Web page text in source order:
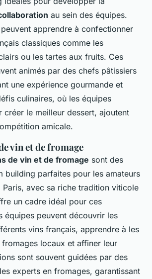
au sein des équipes.
apprendre à confectionner
classiques comme les
ou les tartes aux fruits. Ces
animés par des chefs pâtissiers
une expérience gourmande et
culinaires, où les équipes
créer le meilleur dessert, ajoutent
amicale.
vin et de fromage
de vin et de fromage sont des
building parfaites pour les amateurs
avec sa riche tradition viticole
un cadre idéal pour ces
équipes peuvent découvrir les
vins français, apprendre à les
locaux et affiner leur
sont souvent guidées par des
experts en fromages, garantissant